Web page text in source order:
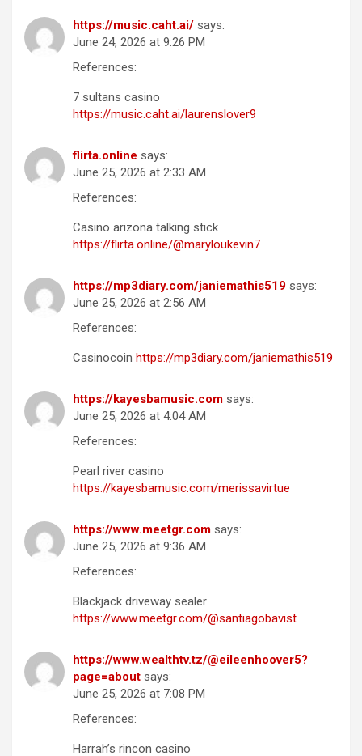
https://music.caht.ai/ says:
June 24, 2026 at 9:26 PM
References:
7 sultans casino
https://music.caht.ai/laurenslover9
flirta.online says:
June 25, 2026 at 2:33 AM
References:
Casino arizona talking stick
https://flirta.online/@maryloukevin7
https://mp3diary.com/janiemathis519 says:
June 25, 2026 at 2:56 AM
References:
Casinocoin https://mp3diary.com/janiemathis519
https://kayesbamusic.com says:
June 25, 2026 at 4:04 AM
References:
Pearl river casino
https://kayesbamusic.com/merissavirtue
https://www.meetgr.com says:
June 25, 2026 at 9:36 AM
References:
Blackjack driveway sealer
https://www.meetgr.com/@santiagobavist
https://www.wealthtv.tz/@eileenhoover5?
page=about says:
June 25, 2026 at 7:08 PM
References:
Harrah’s rincon casino